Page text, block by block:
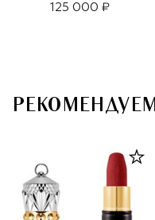
125 000 ₽
РЕКОМЕНДУЕМ